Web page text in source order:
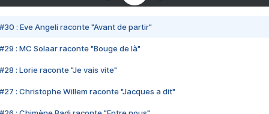
#30 : Eve Angeli raconte "Avant de partir"
#29 : MC Solaar raconte "Bouge de là"
#28 : Lorie raconte "Je vais vite"
#27 : Christophe Willem raconte "Jacques a dit"